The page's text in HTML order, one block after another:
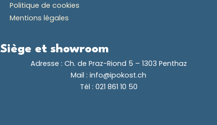
Politique de cookies
Mentions légales
Siège et showroom
Adresse : Ch. de Praz-Riond 5 – 1303 Penthaz
Mail : info@ipokost.ch
Tél : 021 861 10 50